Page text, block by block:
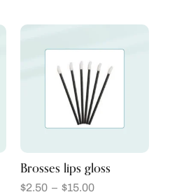
Brosses lips gloss
$2.50 – $15.00